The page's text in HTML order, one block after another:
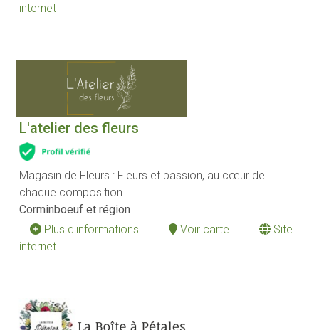
internet
L'atelier des fleurs
Magasin de Fleurs : Fleurs et passion, au cœur de
chaque composition.
Corminboeuf et région
Plus d'informations
Voir carte
Site
internet